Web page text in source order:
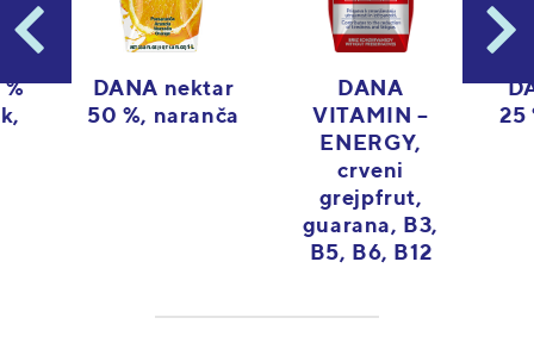
%
DANA nektar
50 %, naranča
DANA
VITAMIN –
ENERGY,
crveni
grejpfrut,
guarana, B3,
B5, B6, B12
25